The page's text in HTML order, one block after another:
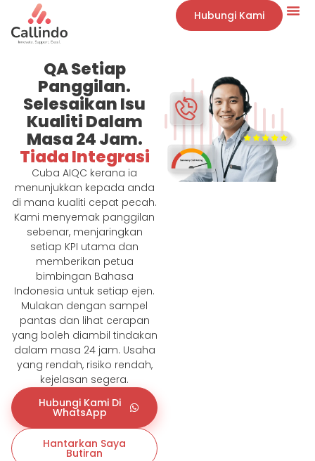
Hubungi Kami
QA Setiap
Panggilan.
Selesaikan Isu
Kualiti Dalam
Masa 24 Jam.
Tiada Integrasi
Cuba AIQC kerana ia
menunjukkan kepada anda
di mana kualiti cepat pecah.
Kami menyemak panggilan
sebenar, menjaringkan
setiap KPI utama dan
memberikan petua
bimbingan Bahasa
Indonesia untuk setiap ejen.
Mulakan dengan sampel
pantas dan lihat cerapan
yang boleh diambil tindakan
dalam masa 24 jam. Usaha
yang rendah, risiko rendah,
kejelasan segera.
Hubungi Kami Di
WhatsApp
Hantarkan Saya
Butiran